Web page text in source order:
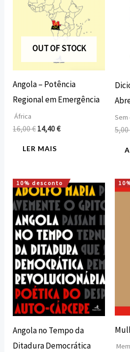
OUT OF STOCK
Angola – Potência
Regional em Emergência
África
16,00€ 14,40€
LER MAIS
5,00
10% desconto
Angola no Tempo da
Ditadura Democrática
O
preço
original
era:
15,00 €.
O
preço
atual
é:
13,50 €.